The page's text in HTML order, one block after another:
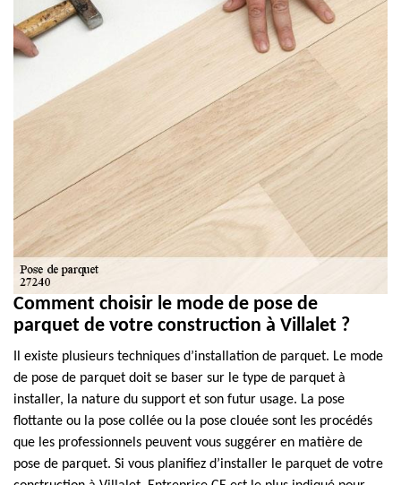
Comment choisir le mode de pose de
parquet de votre construction à Villalet ?
Il existe plusieurs techniques d’installation de parquet. Le mode
de pose de parquet doit se baser sur le type de parquet à
installer, la nature du support et son futur usage. La pose
flottante ou la pose collée ou la pose clouée sont les procédés
que les professionnels peuvent vous suggérer en matière de
pose de parquet. Si vous planifiez d’installer le parquet de votre